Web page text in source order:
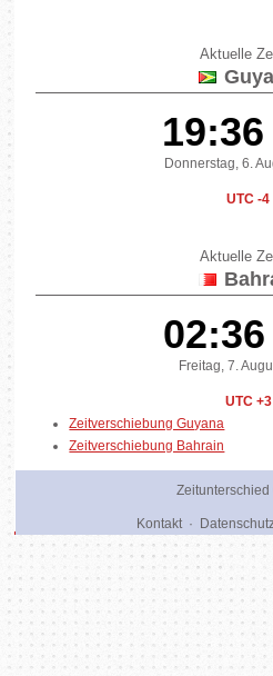
Aktuelle
Donnerstag, 6.
UTC -4
Aktuelle
Freitag, 7.
UTC +3
Zeitverschiebung Guyana
Zeitverschiebung Bahrain
Zeitunterschied
Kontakt·